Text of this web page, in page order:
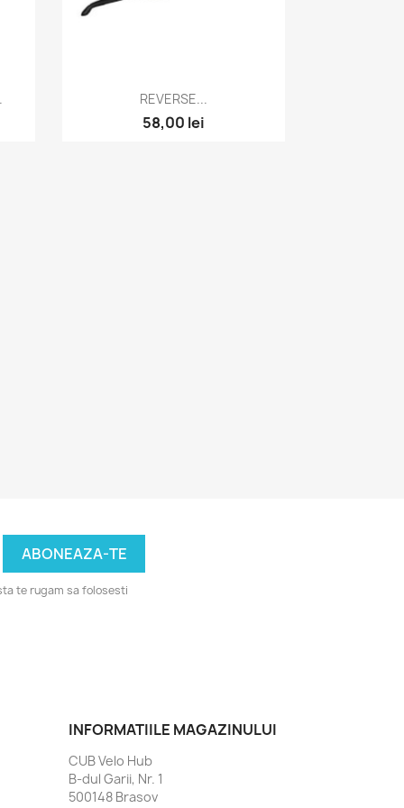
Vizualizare rapida
REVERSE...
58,00 lei
te rugam sa folosesti
INFORMATIILE MAGAZINULUI
CUB Velo Hub
B-dul Garii, Nr. 1
500148 Brasov